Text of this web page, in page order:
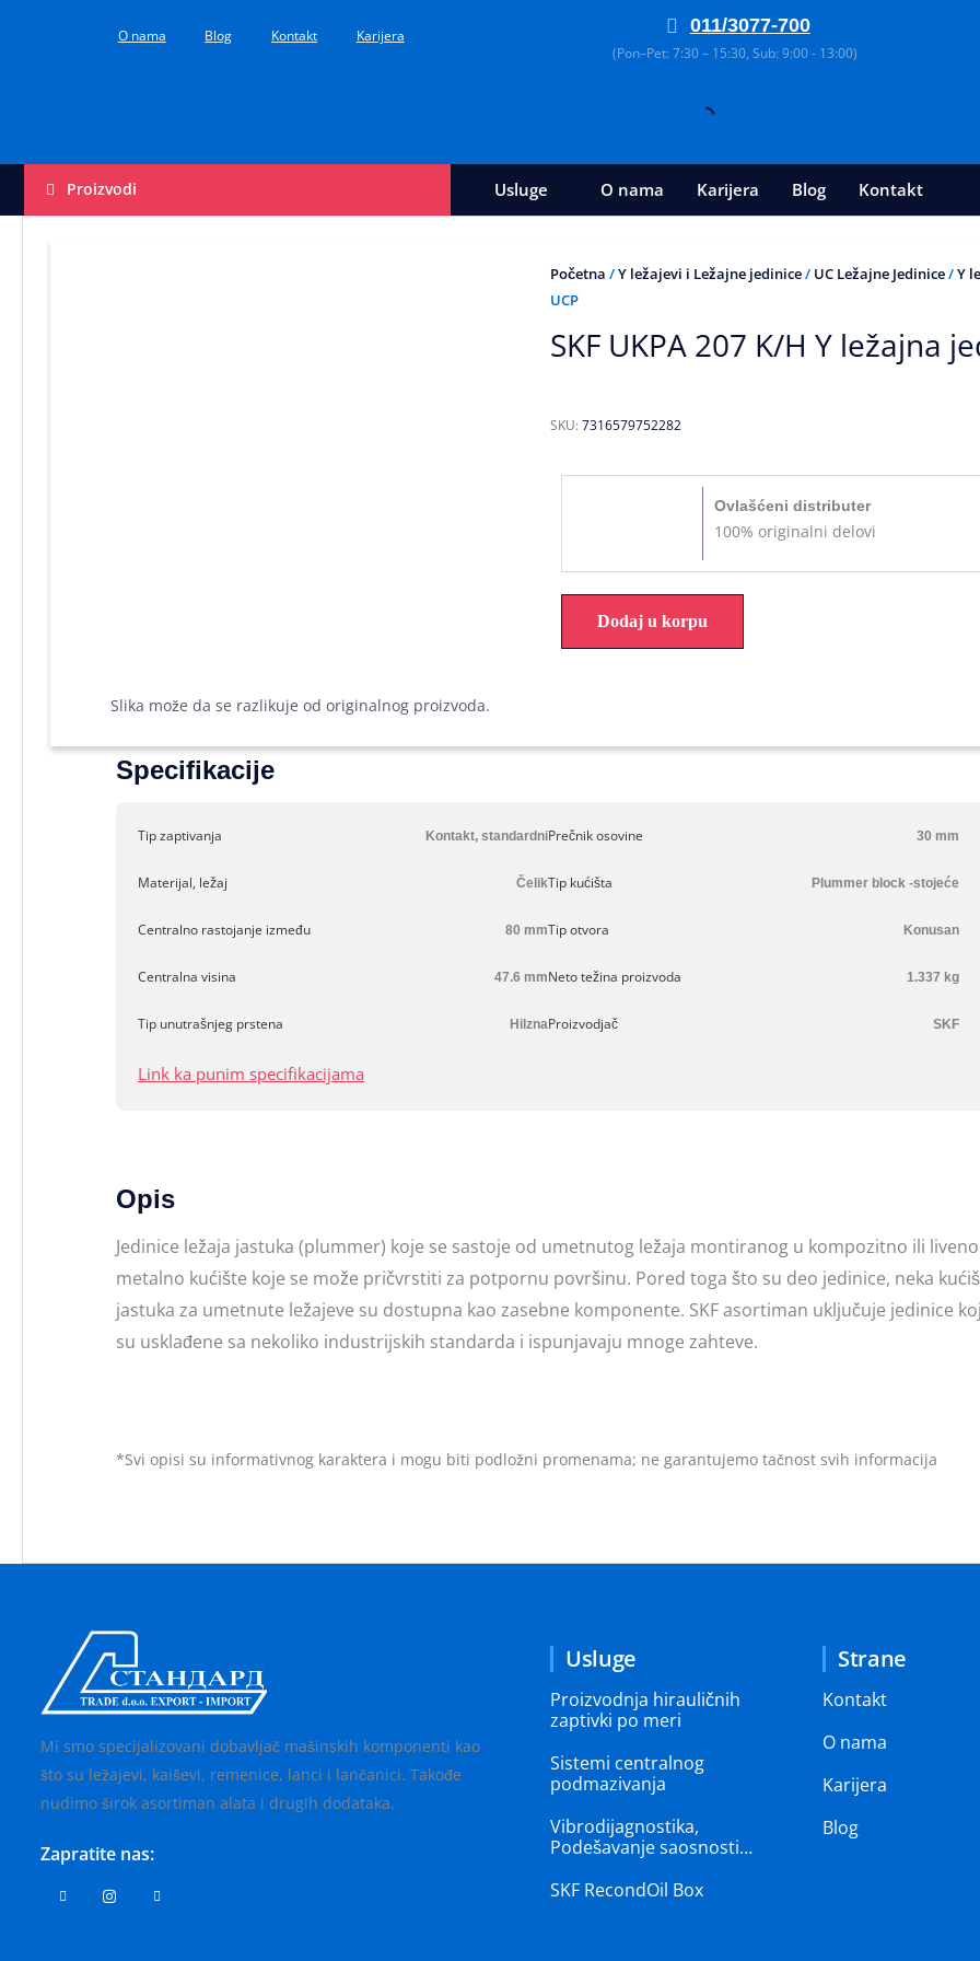
O nama Blog Kontakt Karijera 011/3077-700
(Pon–Pet: 7:30 – 15:30, Sub: 9:00 - 13:00)
Proizvodi Usluge O nama Karijera Blog Kontakt
Slika može da se razlikuje od originalnog proizvoda.
Početna /Y ležajevi i Ležajne jedinice/ UC Ležajne Jedinice/Y
UCP
SKF UKPA 207 K/H Y ležajna
SKU: 7316579752282
Ovlašćeni distributer
100% originalni delovi
Dodaj u korpu
Specifikacije
Tip zaptivanja Kontakt, standardni
Materijal, ležaj Čelik
Centralno rastojanje između 80 mm
Centralna visina 47.6 mm
Tip unutrašnjeg prstena Hilzna
Prečnik osovine 30 mm
Tip kućišta Plummer block -stojeće
Tip otvora Konusan
Neto težina proizvoda 1.337 kg
Proizvodjač SKF
Link ka punim specifikacijama
Opis
Jedinice ležaja jastuka (plummer) koje se sastoje od umetnutog ležaja montiranog u kompozitno ili liveno
metalno kućište koje se može pričvrstiti za potpornu površinu. Pored toga što su deo jedinice, neka
jastuka za umetnute ležajeve su dostupna kao zasebne komponente. SKF asortiman uključuje jedinice
su usklađene sa nekoliko industrijskih standarda i ispunjavaju mnoge zahteve.
*Svi opisi su informativnog karaktera i mogu biti podložni promenama; ne garantujemo tačnost svih informacija
Mi smo specijalizovani dobavljač mašinskih komponenti kao
što su ležajevi, kaiševi, remenice, lanci i lančanici. Takođe
nudimo širok asortiman alata i drugih dodataka.
Zapratite nas:
Usluge
Proizvodnja hirauličnih
zaptivki po meri
Sistemi centralnog
podmazivanja
Vibrodijagnostika,
Podešavanje saosnosti…
SKF RecondOil Box
Strane
Kontakt
O nama
Karijera
Blog